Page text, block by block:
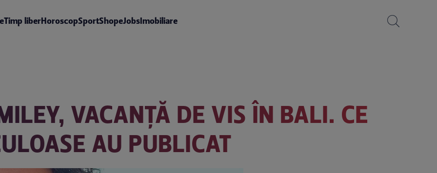
Timp liberHoroscopSportShopeJobsImobiliare
VACANȚĂ DE VIS ÎN BALI. CE
AU PUBLICAT